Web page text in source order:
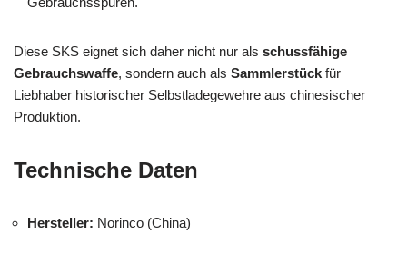
Diese SKS eignet sich daher nicht nur als schussfähige
Gebrauchswaffe, sondern auch als Sammlerstück für
Liebhaber historischer Selbstladegewehre aus chinesischer
Produktion.
Technische Daten
Hersteller: Norinco (China)